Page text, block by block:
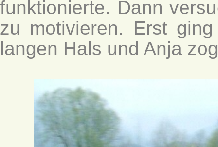
funktionierte. Dann
zu motivieren. Erst
langen Hals und Anja